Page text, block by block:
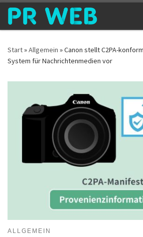
Zum Inhalt springen
Start»Allgemein »Canon stellt C2PA-
System für Nachrichtenmedien vor
ALLGEMEIN